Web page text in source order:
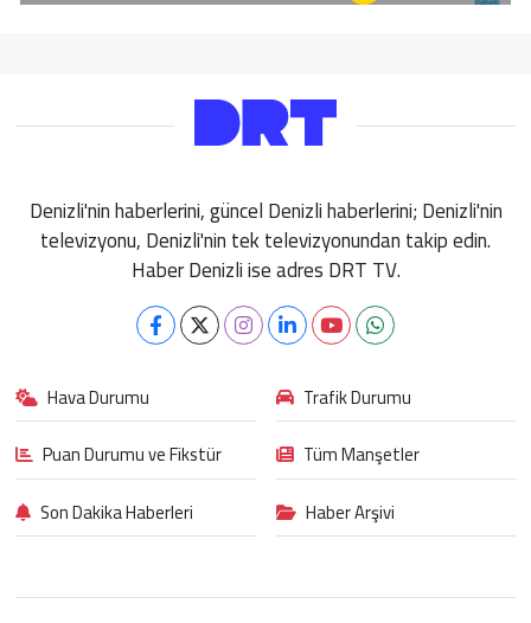
Denizli'nin haberlerini, güncel Denizli haberlerini; Denizli'nin
televizyonu, Denizli'nin tek televizyonundan takip edin.
Haber Denizli ise adres DRT TV.
Hava Durumu
Trafik Durumu
Puan Durumu ve Fikstür
Tüm Manşetler
Son Dakika Haberleri
Haber Arşivi